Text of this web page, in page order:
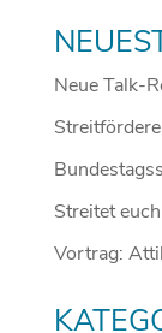
Neue Talk-
Streitet
Vortrag: